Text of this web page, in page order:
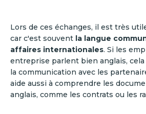
Lors de ces échanges, il est très
car c'est souvent la langue
affaires internationales. Si les
entreprise parlent bien anglais,
la communication avec les
aide aussi à comprendre les
anglais, comme les contrats ou les